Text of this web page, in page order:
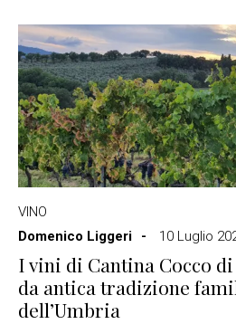
VINO
Domenico Liggeri
10 Luglio
I vini di Cantina Cocco
da antica tradizione
dell’Umbria